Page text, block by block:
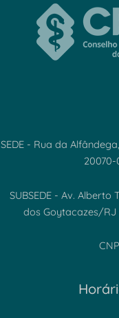
SEDE - Rua da
20070-
SUBSEDE - Av. Alberto
dos Goytacazes/RJ